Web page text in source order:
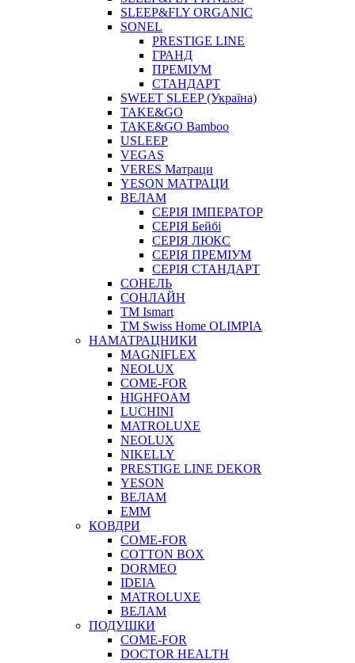
SLEEP&FLY ORGANIC
SONEL
PRESTIGE LINE
ГРАНД
ПРЕМІУМ
СТАНДАРТ
SWEET SLEEP (Україна)
TAKE&GO
TAKE&GO Bamboo
USLEEP
VEGAS
VERES Матраци
YESON МАТРАЦИ
ВЕЛАМ
СЕРІЯ ІМПЕРАТОР
СЕРІЯ Бейбі
СЕРІЯ ЛЮКС
СЕРІЯ ПРЕМІУМ
СЕРІЯ СТАНДАРТ
СОНЕЛЬ
СОНЛАЙН
ТМ Ismart
ТМ Swiss Home OLIMPIA
НАМАТРАЦНИКИ
MAGNIFLEX
NEOLUX
COME-FOR
HIGHFOAM
LUCHINI
MATROLUXE
NEOLUX
NIKELLY
PRESTIGE LINE DEKOR
YESON
ВЕЛАМ
ЕММ
КОВДРИ
COME-FOR
COTTON BOX
DORMEO
IDEIA
MATROLUXE
ВЕЛАМ
ПОДУШКИ
COME-FOR
DOCTOR HEALTH